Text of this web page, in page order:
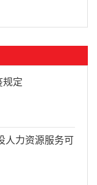
定
人力资源服务可